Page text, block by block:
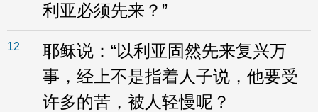
利亚必须先来？”
12
耶稣说：“以利亚固然先来复兴万
事，经上不是指着人子说，他要受
许多的苦，被人轻慢呢？